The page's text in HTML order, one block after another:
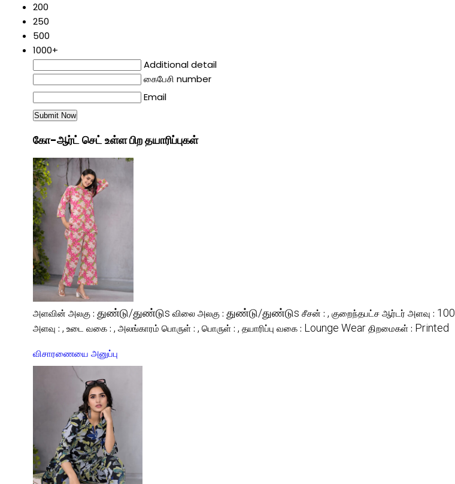
200
250
500
1000+
Additional detail
கைபேசி number
Email
கோ-ஆர்ட் செட் உள்ள பிற தயாரிப்புகள்
அளவின் அலகு : துண்டு/துண்டுs விலை அலகு : துண்டு/துண்டுs சீசன் : , குறைந்தபட்ச ஆர்டர் அளவு : 100
அளவு : , உடை வகை : , அலங்காரம் பொருள் : , பொருள் : , தயாரிப்பு வகை : Lounge Wearதிறமைகள் : Printed
விசாரணையை அனுப்பு